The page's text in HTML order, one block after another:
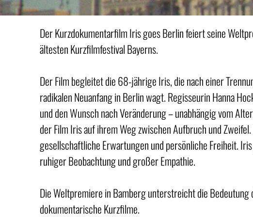
Der Kurzdokumentarfilm Iris goes Berlin feiert seine
ältesten Kurzfilmfestival Bayerns.
Der Film begleitet die 68-jährige Iris, die nach einer
radikalen Neuanfang in Berlin wagt. Regisseurin Hanna
und den Wunsch nach Veränderung – unabhängig vom
der Film Iris auf ihrem Weg zwischen Aufbruch und
gesellschaftliche Erwartungen und persönliche Freiheit.
ruhiger Beobachtung und großer Empathie.
Die Weltpremiere in Bamberg unterstreicht die
dokumentarische Kurzfilme.